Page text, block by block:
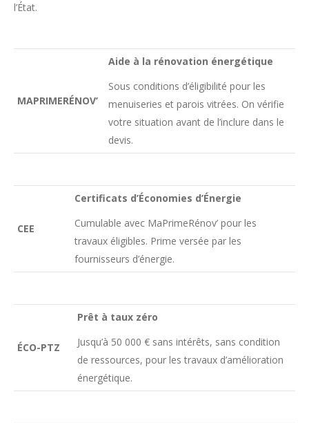
l’État.
MAPRIMERÉNOV’
Aide à la rénovation énergétique
Sous conditions d’éligibilité pour les
menuiseries et parois vitrées. On vérifie
votre situation avant de l’inclure dans le
devis.
CEE
Certificats d’Économies d’Énergie
Cumulable avec MaPrimeRénov’ pour les
travaux éligibles. Prime versée par les
fournisseurs d’énergie.
ÉCO-PTZ
Prêt à taux zéro
Jusqu’à 50 000 € sans intérêts, sans condition
de ressources, pour les travaux d’amélioration
énergétique.